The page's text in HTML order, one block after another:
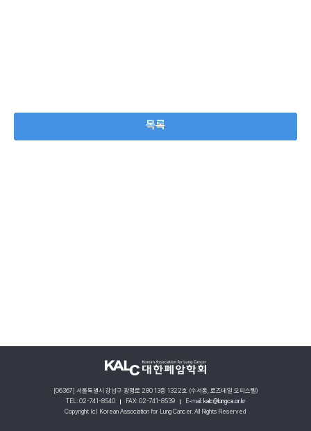
목록
[06367] 서울특별시 강남구 광평로 280 13층 1322호 (수서동, 로즈데일 오피스텔)
TEL: 02-741-8540
FAX: 02-741-8539 E-mail: kalc@lungca.or.kr
Copyright (c) Korean Association for Lung Cancer. All Rights Reserved